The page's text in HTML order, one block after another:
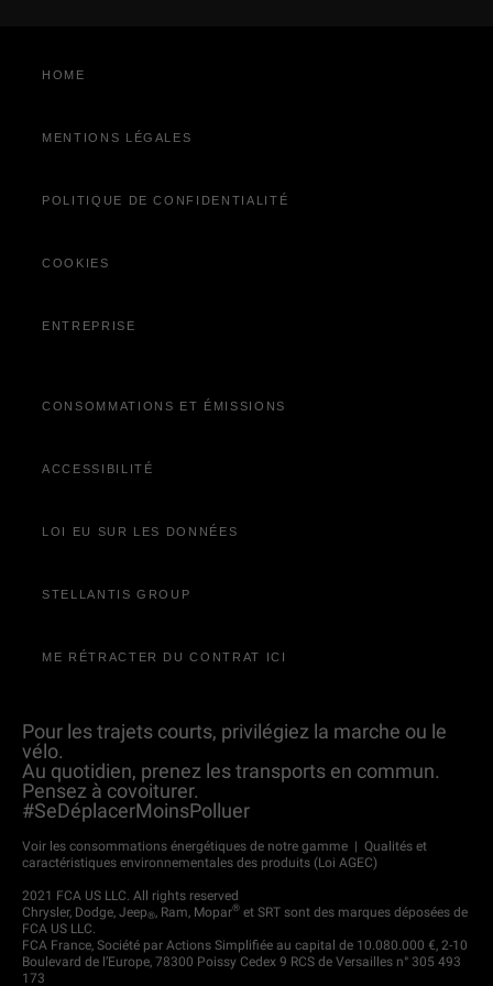
Recyclage de votre véhicule
HOME
MENTIONS LÉGALES
POLITIQUE DE CONFIDENTIALITÉ
COOKIES
ENTREPRISE
CONSOMMATIONS ET ÉMISSIONS
ACCESSIBILITÉ
LOI EU SUR LES DONNÉES
STELLANTIS GROUP
ME RÉTRACTER DU CONTRAT ICI
Pour les trajets courts, privilégiez la marche ou le
vélo.
Au quotidien, prenez les transports en commun.
Pensez à covoiturer.
#SeDéplacerMoinsPolluer
Voir les consommations énergétiques de notre gamme | Qualités et
caractéristiques environnementales des produits (Loi AGEC)
2021 FCA US LLC. All rights reserved
Chrysler, Dodge, Jeep®, Ram, Mopar® et SRT sont des marques déposées de
FCA US LLC.
FCA France, Société par Actions Simplifiée au capital de 10.080.000 €, 2-10
Boulevard de l’Europe, 78300 Poissy Cedex 9 RCS de Versailles n° 305 493
173